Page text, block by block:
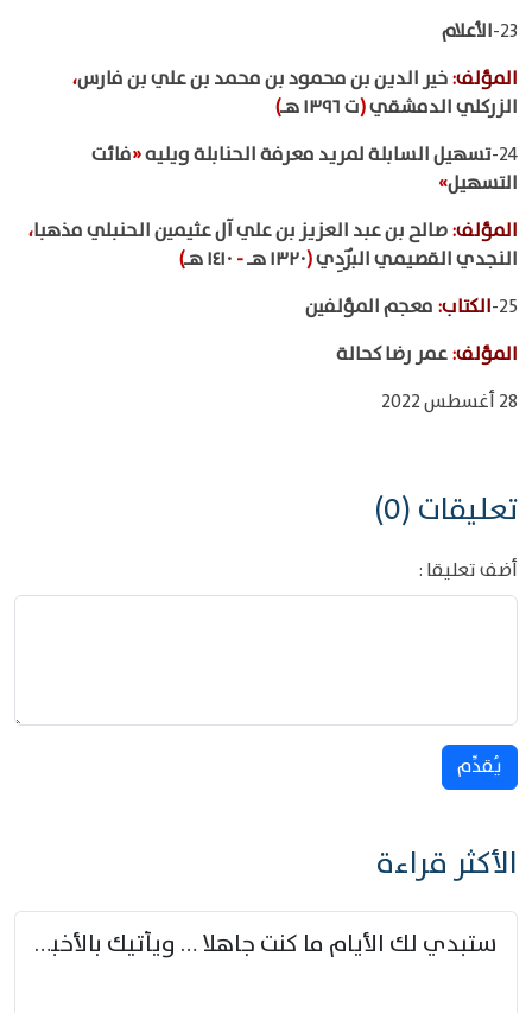
23- الأعلام
المؤلف:خير الدين بن محمود بن محمد بن علي بن فارس،
الزركلي الدمشقي(ت ١٣٩٦ هـ
)
24- تسهيل السابلة لمريد معرفة الحنابلة ويليه«فائت
التسهيل»
المؤلف:صالح بن عبد العزيز بن علي آل عثيمين الحنبلي مذهبا،
النجدي القصيمي البُرَدِي(١٣٢٠ هـ -
)
25- الكتاب: معجم المؤلفين
المؤلف:عمر رضا كحالة
28 أغسطس 2022
تعليقات (0)
أضف تعليقا :
يُقدِّم
الأكثر قراءة
ستبدي لك الأيام ما كنت جاهلا … ويأتيك بالأخبار من لم تزوّد